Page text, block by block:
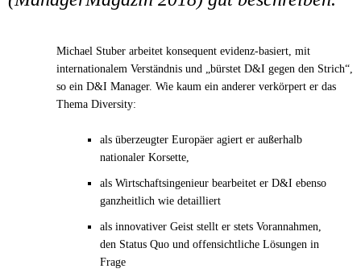
Michael Stuber arbeitet konsequent evidenz-basiert, mit
internationalem Verständnis und „bürstet D&I gegen den Strich“,
so ein D&I Manager. Wie kaum ein anderer verkörpert er das
Thema Diversity:
als überzeugter Europäer agiert er außerhalb
nationaler Korsette,
als Wirtschaftsingenieur bearbeitet er D&I ebenso
ganzheitlich wie detailliert
als innovativer Geist stellt er stets Vorannahmen,
den Status Quo und offensichtliche Lösungen in
Frage